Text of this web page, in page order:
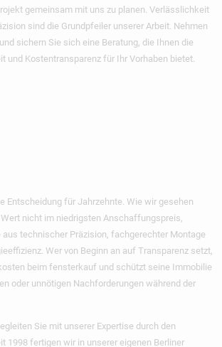
gemeinsam mit uns zu planen. Verlässlichkeit
sind die Grundpfeiler unserer Arbeit. Nehmen
sichern Sie sich eine Beratung, die Ihnen die
und Kostentransparenz für Ihr Vorhaben bietet.
Entscheidung für Jahrzehnte. Wie wir gesehen
nicht im niedrigsten Anschaffungspreis,
aus technischer Präzision, fachgerechter Montage
Wer von Beginn an auf Transparenz setzt,
beim fensterkauf und schützt seine Immobilie
oder unnötigen Nachforderungen während der
Sie mit unserer Expertise durch den
1998 fertigen wir in unserer eigenen Berliner